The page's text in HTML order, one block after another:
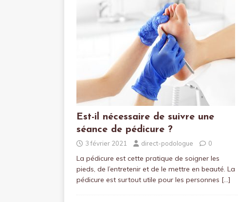
Est-il nécessaire de suivre une
séance de pédicure ?
3 février 2021 direct-podologue 0
La pédicure est cette pratique de soigner les
pieds, de l’entretenir et de le mettre en beauté. La
pédicure est surtout utile pour les personnes […]